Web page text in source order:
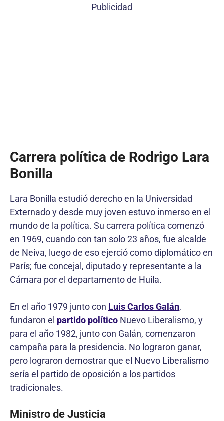
Publicidad
Carrera política de Rodrigo Lara
Bonilla
Lara Bonilla estudió derecho en la Universidad
Externado y desde muy joven estuvo inmerso en el
mundo de la política. Su carrera política comenzó
en 1969, cuando con tan solo 23 años, fue alcalde
de Neiva, luego de eso ejerció como diplomático en
París; fue concejal, diputado y representante a la
Cámara por el departamento de Huila.
En el año 1979 junto con Luis Carlos Galán,
fundaron el partido político Nuevo Liberalismo, y
para el año 1982, junto con Galán, comenzaron
campaña para la presidencia. No lograron ganar,
pero lograron demostrar que el Nuevo Liberalismo
sería el partido de oposición a los partidos
tradicionales.
Ministro de Justicia